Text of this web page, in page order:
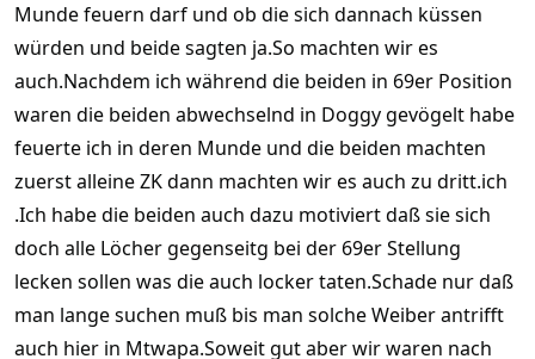
Munde feuern darf und ob die sich dannach küssen
würden und beide sagten ja.So machten wir es
auch.Nachdem ich während die beiden in 69er Position
waren die beiden abwechselnd in Doggy gevögelt habe
feuerte ich in deren Munde und die beiden machten
zuerst alleine ZK dann machten wir es auch zu dritt.ich
.Ich habe die beiden auch dazu motiviert daß sie sich
doch alle Löcher gegenseitg bei der 69er Stellung
lecken sollen was die auch locker taten.Schade nur daß
man lange suchen muß bis man solche Weiber antrifft
auch hier in Mtwapa.Soweit gut aber wir waren nach